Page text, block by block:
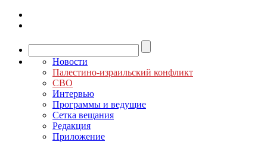
Новости
Палестино-израильский конфликт
СВО
Интервью
Программы и ведущие
Сетка вещания
Редакция
Приложение